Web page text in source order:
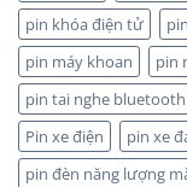
pin khóa điện tử
pin máy khoan
pin
pin tai nghe bluetooth
Pin xe điện
pin xe
pin đèn năng lượng